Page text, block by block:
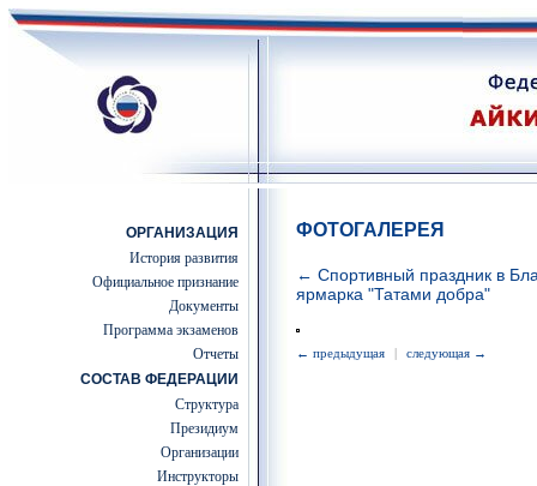
ОРГАНИЗАЦИЯ
История развития
Официальное признание
Документы
Программа экзаменов
Отчеты
СОСТАВ ФЕДЕРАЦИИ
Структура
Президиум
Организации
Инструкторы
ФОТОГАЛЕРЕЯ
← Спортивный праздник в
ярмарка "Татами добра"
← предыдущая | следующая →